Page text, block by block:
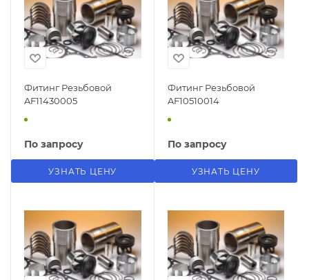
Фитинг Резьбовой
AF11430005
По запросу
УЗНАТЬ ЦЕНУ
Фитинг Резьбовой
AF10510014
По запросу
УЗНАТЬ ЦЕНУ